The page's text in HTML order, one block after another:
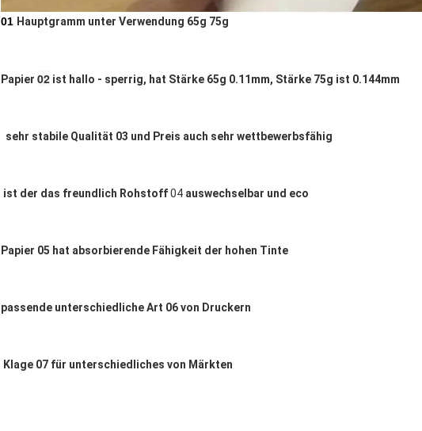
01 Hauptgramm unter Verwendung 65g 75g
Papier 02 ist hallo - sperrig, hat Stärke 65g 0.11mm, Stärke 75g ist 0.144mm
sehr stabile Qualität 03 und Preis auch sehr wettbewerbsfähig
ist der das freundlich Rohstoff04 auswechselbar und eco
Papier 05 hat absorbierende Fähigkeit der hohen Tinte
passende unterschiedliche Art 06von Druckern
Klage 07 für unterschiedliches von Märkten